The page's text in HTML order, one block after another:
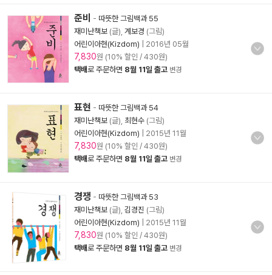
준비 - 따뜻한 그림백과 55
재미난책보 (글), 계보경 (그림)
어린이아현(Kizdom)
2016년 05월
7,830원 (10% 할인 / 430원)
택배로 주문하면 8월 11일 출고 변경
표현 - 따뜻한 그림백과 54
재미난책보 (글), 최현수 (그림)
어린이아현(Kizdom)
2015년 11월
7,830원 (10% 할인 / 430원)
택배로 주문하면 8월 11일 출고 변경
경쟁 - 따뜻한 그림백과 53
재미난책보 (글), 김경진 (그림)
어린이아현(Kizdom)
2015년 11월
7,830원 (10% 할인 / 430원)
택배로 주문하면 8월 11일 출고 변경